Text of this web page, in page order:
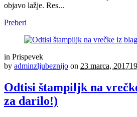
objavo lažje. Res...
Preberi
in Prispevek
by adminzljubeznijo on 23 marca, 2017
Odtisi štampiljk na
za darilo!)